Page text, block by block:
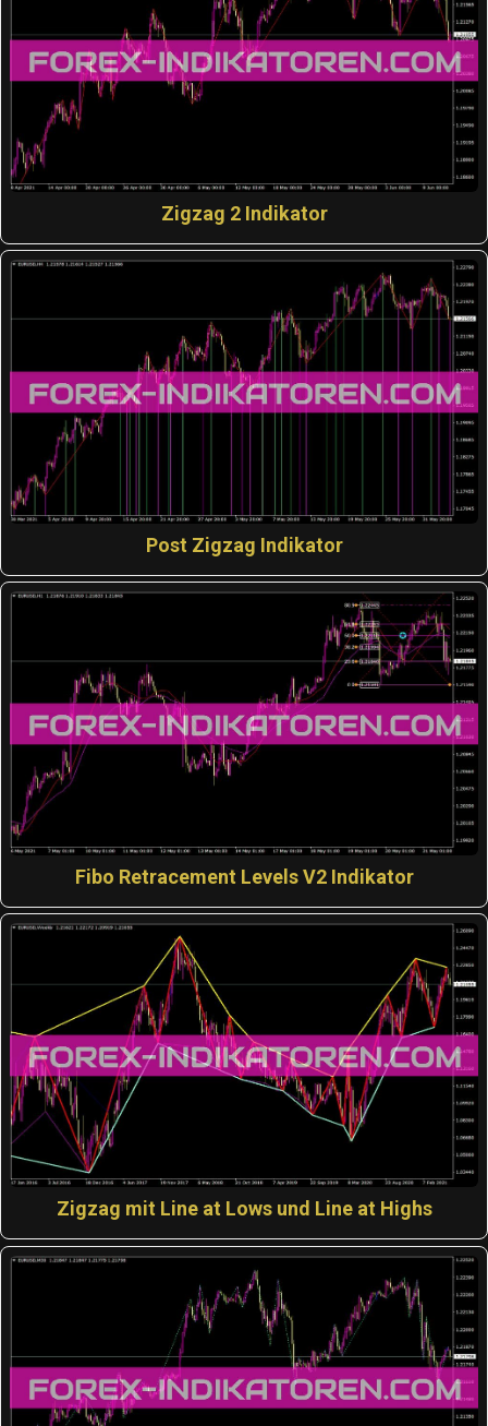
Zigzag 2 Indikator
Post Zigzag Indikator
Fibo Retracement Levels V2 Indikator
Zigzag mit Line at Lows und Line at Highs